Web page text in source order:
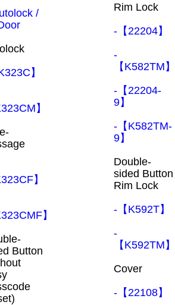
/
】
】
】
】
Button
Rim Lock
-【22204】
-
【K582TM】
-【22204-
9】
-【K582TM-
9】
Double-
sided Button
Rim Lock
-【K592T】
-
【K592TM】
Cover
-【22108】